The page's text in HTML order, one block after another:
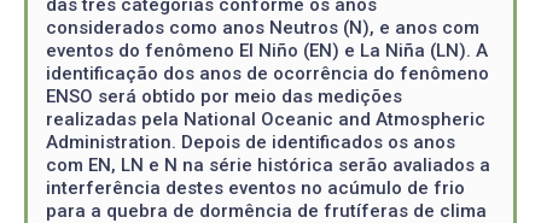
considerados como anos Neutros (N), e anos com
eventos do fenômeno El Niño (EN) e La Niña (LN). A
identificação dos anos de ocorrência do fenômeno
ENSO será obtido por meio das medições
realizadas pela National Oceanic and Atmospheric
Administration. Depois de identificados os anos
com EN, LN e N na série histórica serão avaliados a
interferência destes eventos no acúmulo de frio
para a quebra de dormência de frutíferas de clima